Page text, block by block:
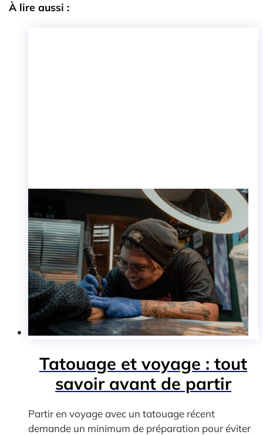
À lire aussi :
Tatouage et voyage : tout
savoir avant de partir
Partir en voyage avec un tatouage récent
demande un minimum de préparation pour éviter